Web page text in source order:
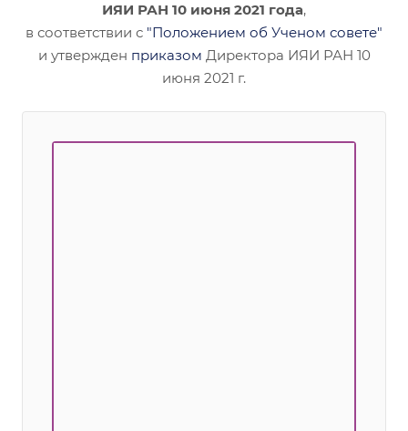
ИЯИ РАН 10 июня 2021 года,
в соответствии с "Положением об Ученом совете"
и утвержден приказом Директора ИЯИ РАН 10
июня 2021 г.